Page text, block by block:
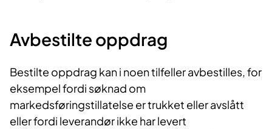
Avbestilte oppdrag
Bestilte oppdrag kan i noen tilfeller avbestilles, for
eksempel fordi søknad om
markedsføringstillatelse er trukket eller avslått
eller fordi leverandør ikke har levert